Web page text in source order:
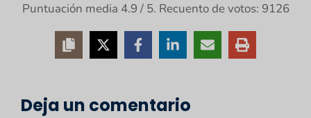
Puntuación media 4.9 / 5. Recuento de votos: 9126
Deja un comentario